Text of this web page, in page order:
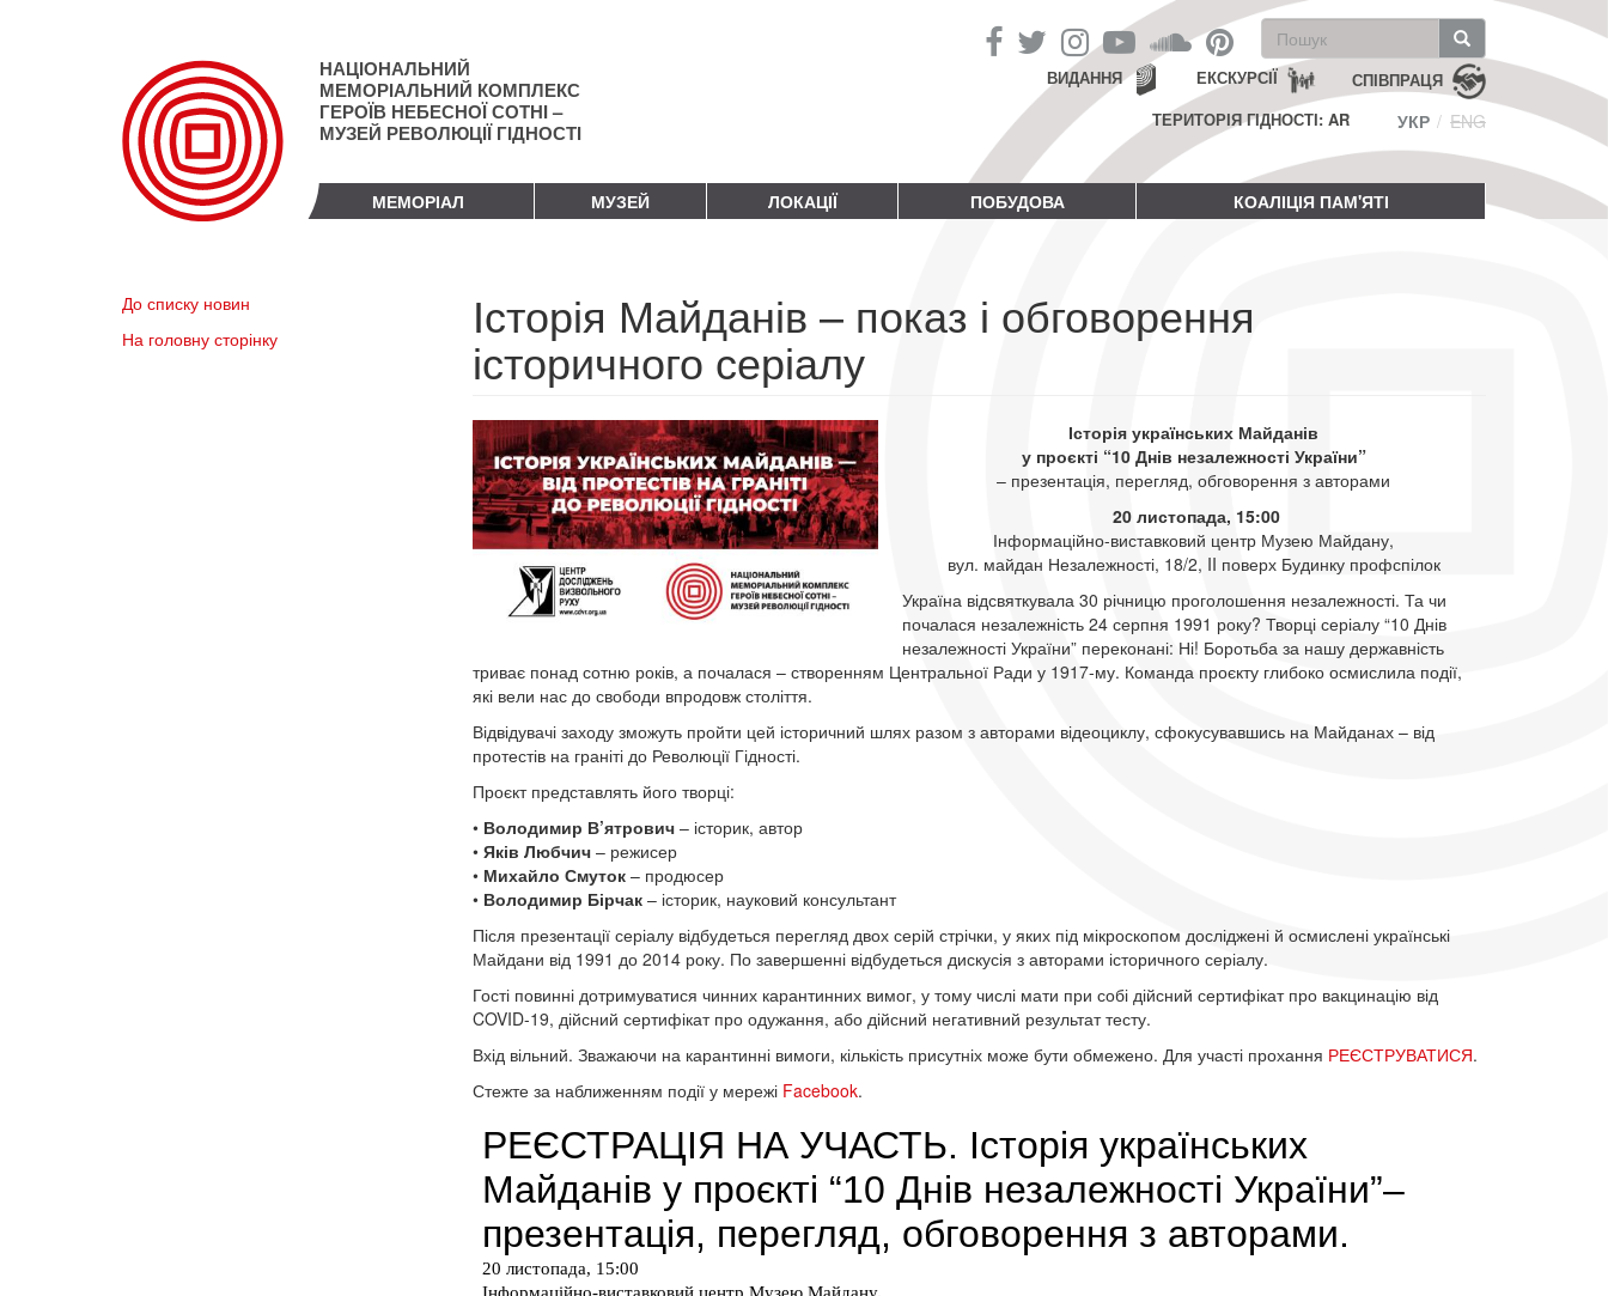
НАЦІОНАЛЬНИЙ
МЕМОРІАЛЬНИЙ КОМПЛЕКС
ГЕРОЇВ НЕБЕСНОЇ СОТНІ –
МУЗЕЙ РЕВОЛЮЦІЇ ГІДНОСТІ
Пошукова
форма
Пошук СПІВПРАЦЯ
ЕКСКУРСІЇ
ВИДАННЯ
ТЕРИТОРІЯ ГІДНОСТІ: AR
УКР ENG
МЕМОРІАЛ МУЗЕЙ ЛОКАЦІЇ ПОБУДОВА КОАЛІЦІЯ ПАМ'ЯТІ
До списку новин
На головну сторінку
Історія Майданів – показ і обговорення
історичного серіалу
Історія українських Майданів
у проєкті “10 Днів незалежності України”
– презентація, перегляд, обговорення з авторами
20 листопада, 15:00
Інформаційно-виставковий центр Музею Майдану,
вул. майдан Незалежності, 18/2, II поверх Будинку профспілок
Україна відсвяткувала 30 річницю проголошення незалежності. Та чи
почалася незалежність 24 серпня 1991 року? Творці серіалу “10 Днів
незалежності України” переконані: Ні! Боротьба за нашу державність
триває понад сотню років, а почалася – створенням Центральної Ради у 1917-му. Команда проєкту глибоко осмислила події,
які вели нас до свободи впродовж століття.
Відвідувачі заходу зможуть пройти цей історичний шлях разом з авторами відеоциклу, сфокусувавшись на Майданах – від
протестів на граніті до Революції Гідності.
Проєкт представлять його творці:
• Володимир В’ятрович– історик, автор
• Яків Любчич– режисер
• Михайло Смуток– продюсер
• Володимир Бірчак– історик, науковий консультант
Після презентації серіалу відбудеться перегляд двох серій стрічки, у яких під мікроскопом досліджені й осмислені українські
Майдани від 1991 до 2014 року. По завершенні відбудеться дискусія з авторами історичного серіалу.
Гості повинні дотримуватися чинних карантинних вимог, у тому числі мати при собі дійсний сертифікат про вакцинацію від
COVID-19, дійсний сертифікат про одужання, або дійсний негативний результат тесту.
Вхід вільний. Зважаючи на карантинні вимоги, кількість присутніх може бути обмежено. Для участі прохання РЕЄСТРУВАТИСЯ.
Стежте за наближенням події у мережі Facebook.